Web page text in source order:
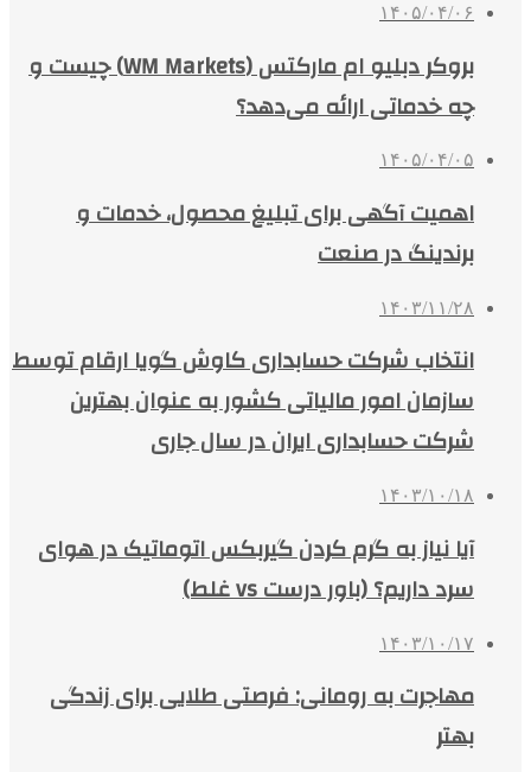
۱۴۰۵/۰۴/۰۶
بروکر دبلیو ام مارکتس (WM Markets) چیست و
چه خدماتی ارائه می‌دهد؟
۱۴۰۵/۰۴/۰۵
اهمیت آگهی برای تبلیغ محصول، خدمات و
برندینگ در صنعت
۱۴۰۳/۱۱/۲۸
انتخاب شرکت حسابداری کاوش گویا ارقام توسط
سازمان امور مالیاتی کشور به عنوان بهترین
شرکت حسابداری ایران در سال جاری
۱۴۰۳/۱۰/۱۸
آیا نیاز به گرم کردن گیربکس اتوماتیک در هوای
سرد داریم؟ (باور درست vs غلط)
۱۴۰۳/۱۰/۱۷
مهاجرت به رومانی: فرصتی طلایی برای زندگی
بهتر